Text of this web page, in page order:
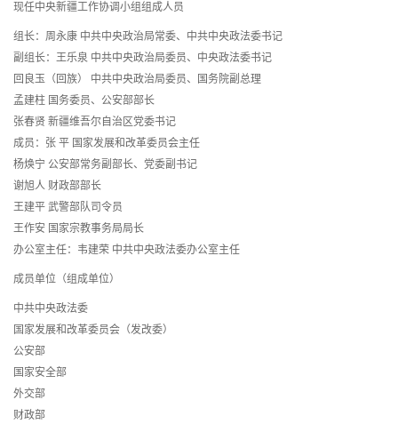
现任中央新疆工作协调小组组成人员
组长：周永康 中共中央政治局常委、中共中央政法委书记
副组长：王乐泉 中共中央政治局委员、中央政法委书记
回良玉（回族） 中共中央政治局委员、国务院副总理
孟建柱 国务委员、公安部部长
张春贤 新疆维吾尔自治区党委书记
成员：张 平 国家发展和改革委员会主任
杨焕宁 公安部常务副部长、党委副书记
谢旭人 财政部部长
王建平 武警部队司令员
王作安 国家宗教事务局局长
办公室主任：韦建荣 中共中央政法委办公室主任
成员单位（组成单位）
中共中央政法委
国家发展和改革委员会（发改委）
公安部
国家安全部
外交部
财政部